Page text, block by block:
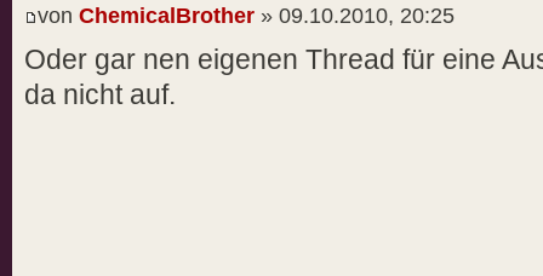
von ChemicalBrother » 09.10.2010, 20:25
Oder gar nen eigenen Thread für eine
da nicht auf.